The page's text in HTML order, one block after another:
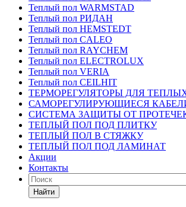
Теплый пол WARMSTAD
Теплый пол РИДАН
Теплый пол HEMSTEDT
Теплый пол CALEO
Теплый пол RAYCHEM
Теплый пол ELECTROLUX
Теплый пол VERIA
Теплый пол CEILHIT
ТЕРМОРЕГУЛЯТОРЫ ДЛЯ
САМОРЕГУЛИРУЮЩИЕСЯ
СИСТЕМА ЗАЩИТЫ ОТ
ТЕПЛЫЙ ПОЛ ПОД ПЛИТКУ
ТЕПЛЫЙ ПОЛ В СТЯЖКУ
ТЕПЛЫЙ ПОЛ ПОД ЛАМИНАТ
Акции
Контакты
Найти